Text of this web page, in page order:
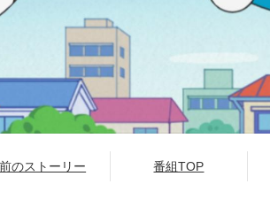
前のストーリー 番組TOP